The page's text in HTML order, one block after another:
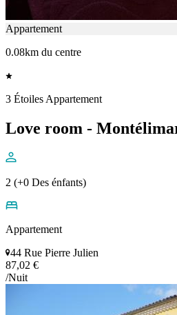
Appartement
0.08km du centre
3 Étoiles Appartement
Love room -
2 (+0 Des énfants)
Appartement
44 Rue Pierre Julien
87,02 €
/Nuit